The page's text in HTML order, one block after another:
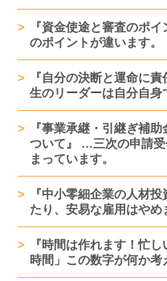
『資金使途と審査のポ
のポイントが違います。
『自分の決断と運命に
生のリーダーは自分自身
『事業承継・引継ぎ補
ついて』 …三次の申請
まっています。
『中小零細企業の人材
たり、安易な雇用はやめ
『時間は作れます！忙
時間」この数字が何か考